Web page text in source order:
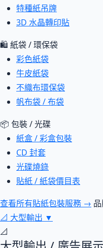
特種紙吊牌
3D 水晶轉印貼
🛍 紙袋 / 環保袋
彩色紙袋
牛皮紙袋
不織布環保袋
帆布袋 / 布袋
📦 包裝 / 光碟
紙盒 / 彩盒包裝
CD 封套
光碟燒錄
貼紙 / 紙袋價目表
查看所有貼紙包裝服務 →
📐 大型輸出 ▼
📐